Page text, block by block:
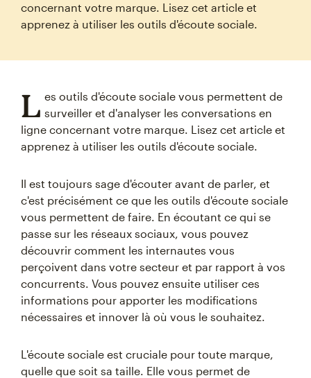
concernant votre marque. Lisez cet article et
apprenez à utiliser les outils d'écoute sociale.
L es outils d'écoute sociale vous permettent de
surveiller et d'analyser les conversations en
ligne concernant votre marque. Lisez cet article et
apprenez à utiliser les outils d'écoute sociale.
Il est toujours sage d'écouter avant de parler, et
c'est précisément ce que les outils d'écoute sociale
vous permettent de faire. En écoutant ce qui se
passe sur les réseaux sociaux, vous pouvez
découvrir comment les internautes vous
perçoivent dans votre secteur et par rapport à vos
concurrents. Vous pouvez ensuite utiliser ces
informations pour apporter les modifications
nécessaires et innover là où vous le souhaitez.
L'écoute sociale est cruciale pour toute marque,
quelle que soit sa taille. Elle vous permet de